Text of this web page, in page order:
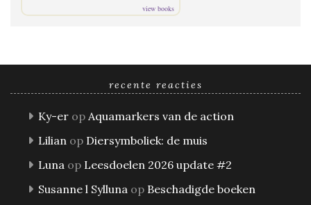
view books
recente reacties
Ky-er op Aquamarkers van de action
Lilian op Diersymboliek: de muis
Luna op Leesdoelen 2026 update #2
Susanne l Sylluna op Beschadigde boeken